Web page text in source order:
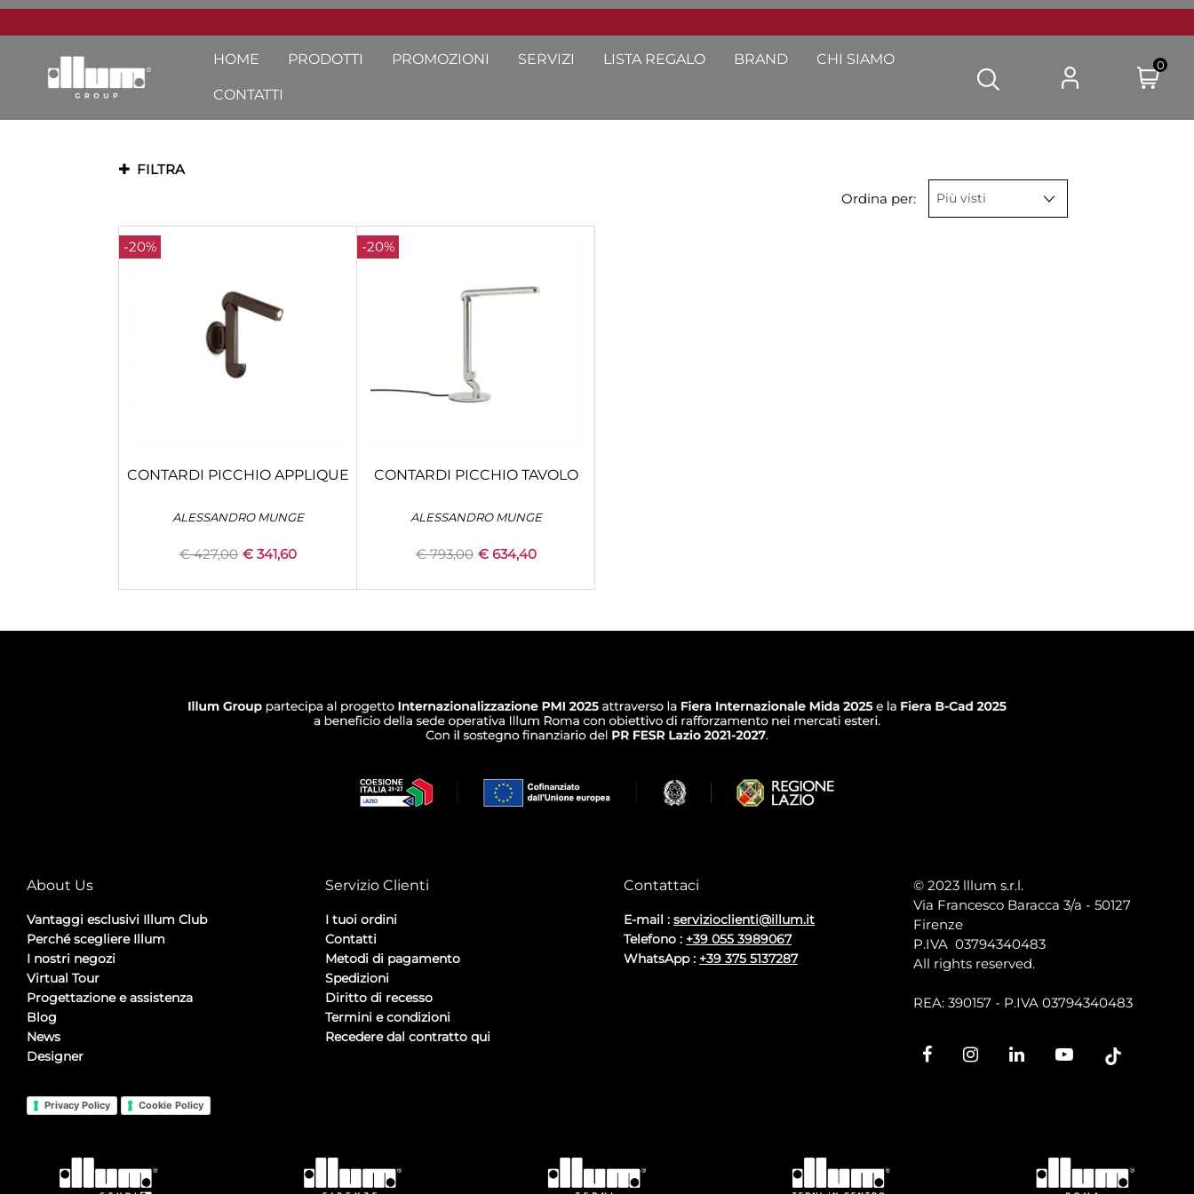
HOME PRODOTTI PROMOZIONI SERVIZI LISTA REGALO BRAND CHI SIAMO
CONTATTI
0
FILTRA
Ordina per:
-20%
Quantità
CONFIGURA
CONTARDI PICCHIO APPLIQUE
ALESSANDRO MUNGE
€ 427,00 € 341,60
-20%
Quantità
CONFIGURA
CONTARDI PICCHIO TAVOLO
ALESSANDRO MUNGE
€ 793,00 € 634,40
About Us
Vantaggi esclusivi Illum Club
Perché scegliere Illum
I nostri negozi
Virtual Tour
Progettazione e assistenza
Blog
News
Designer
Privacy Policy Cookie Policy
Servizio Clienti
I tuoi ordini
Contatti
Metodi di pagamento
Spedizioni
Diritto di recesso
Termini e condizioni
Recedere dal contratto qui
Contattaci
E-mail : servizioclienti@illum.it
Telefono : +39 055 3989067
WhatsApp : +39 375 5137287
© 2023 lllum s.r.l.
Via Francesco Baracca 3/a - 50127
Firenze
P.IVA 03794340483
All rights reserved.
REA: 390157 - P.IVA 03794340483